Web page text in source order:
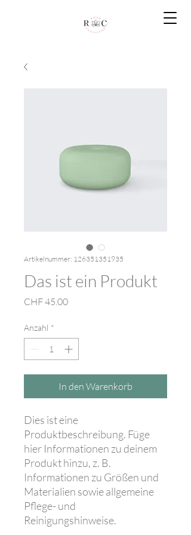
Artikelnummer: 126351351935
Das ist ein Produkt
CHF 45.00Preis
Anzahl *
In den Warenkorb
Dies ist eine
Produktbeschreibung. Füge
hier Informationen zu deinem
Produkt hinzu, z. B.
Informationen zu Größen und
Materialien sowie allgemeine
Pflege- und
Reinigungshinweise.